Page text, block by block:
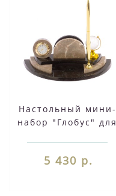
Настольный мини-
набор "Глобус" для
5 430 р.